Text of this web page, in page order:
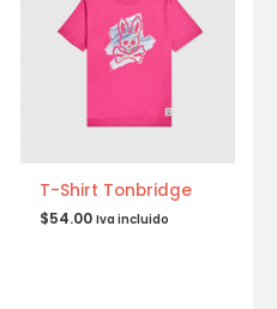
T-Shirt Tonbridge
$54.00 Iva incluido